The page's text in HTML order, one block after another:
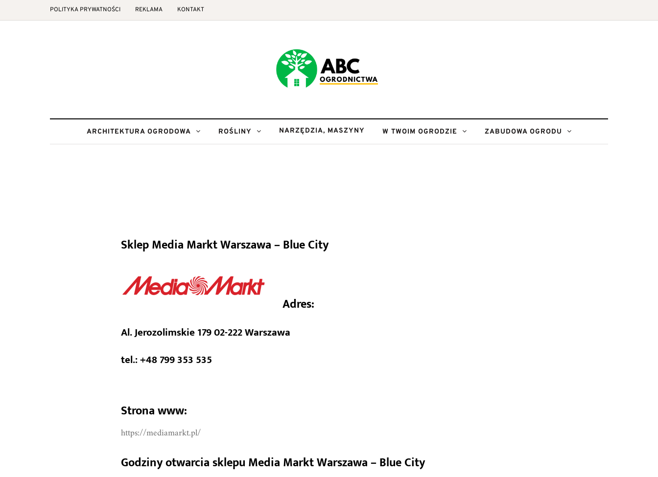
POLITYKA PRYWATNOŚCI REKLAMA KONTAKT
ARCHITEKTURA OGRODOWA ROŚLINY NARZĘDZIA, MASZYNY W TWOIM OGRODZIE ZABUDOWA OGRODU
Sklep Media Markt Warszawa – Blue City
Adres:
Al. Jerozolimskie 179 02-222 Warszawa
tel.: +48 799 353 535
Strona www:
https://mediamarkt.pl/
Godziny otwarcia sklepu Media Markt Warszawa – Blue City